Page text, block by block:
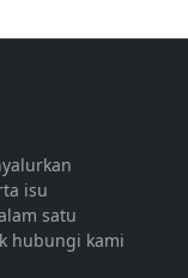
isu
satu
hubungi kami